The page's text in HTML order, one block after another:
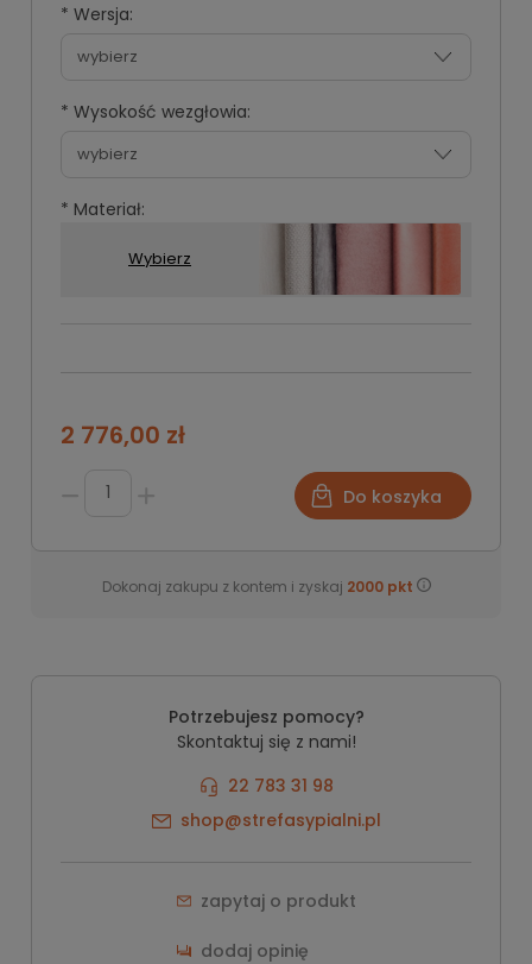
* Wersja:
* Wysokość wezgłowia:
* Materiał:
Wybierz
Grupa
1
2
Grupa
Rodzaj
Kolor
2 776,00 zł
Do koszyka
Dokonaj zakupu z kontem i zyskaj 2000pkt
Potrzebujesz pomocy?
Skontaktuj się z nami!
22 783 31 98
shop@strefasypialni.pl
zapytaj o produkt
dodaj opinię